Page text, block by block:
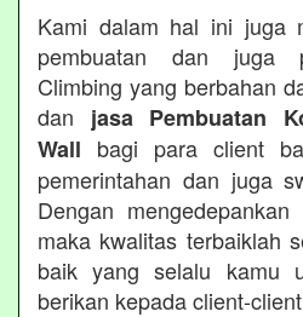
Kami dalam hal ini juga
pembuatan dan juga
Climbing yang berbahan
dan jasa Pembuatan
Wall bagi para client
pemerintahan dan juga
Dengan
maka kwalitas terbaiklah
baik yang selalu kamu
berikan kepada client-